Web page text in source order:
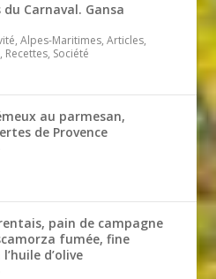
du Carnaval. Gansa
Alpes-Maritimes, Articles,
Recettes, Société
au parmesan,
de Provence
pain de campagne
fumée, fine
d’olive